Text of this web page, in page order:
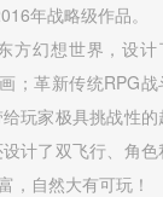
年战略级作品。
方幻想世界，设计
；革新传统RPG战
玩家极具挑战性的
计了双飞行、角色
，自然大有可玩！